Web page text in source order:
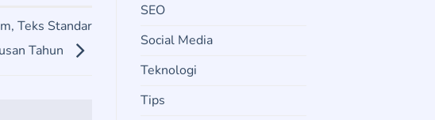
Teks Standar
Tahun
SEO
Social Media
Teknologi
Tips